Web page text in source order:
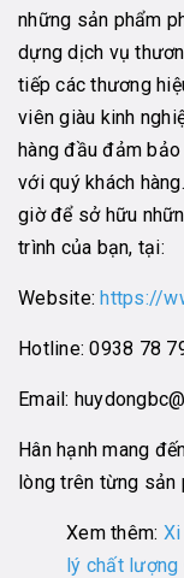
những sản phẩm
dựng dịch vụ
tiếp các thương
viên giàu kinh
hàng đầu đảm
với quý khách
giờ để sở hữu
trình của bạn, tại:
Website:https://
Hotline: 0938 78
Email:
Hân hạnh mang
lòng trên từng sản
Xem thêm:
lý chất lượng